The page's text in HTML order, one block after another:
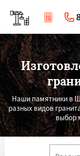
|
Наши памятники в
разных видов
выбор